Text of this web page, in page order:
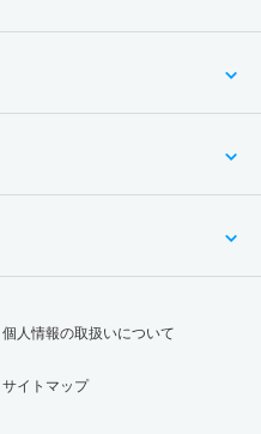
個人情報の取扱いについて
サイトマップ